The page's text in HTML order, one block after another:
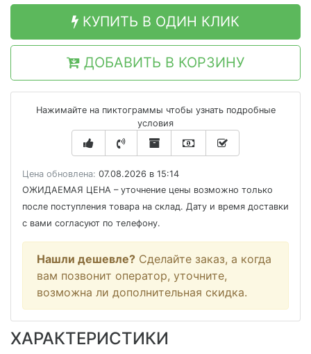
КУПИТЬ В ОДИН КЛИК
ДОБАВИТЬ В КОРЗИНУ
Нажимайте на пиктограммы чтобы узнать подробные
условия
Цена обновлена: 07.08.2026 в 15:14
ОЖИДАЕМАЯ ЦЕНА – уточнение цены возможно только
после поступления товара на склад. Дату и время доставки
с вами согласуют по телефону.
Нашли дешевле? Сделайте заказ, а когда
вам позвонит оператор, уточните,
возможна ли дополнительная скидка.
ХАРАКТЕРИСТИКИ